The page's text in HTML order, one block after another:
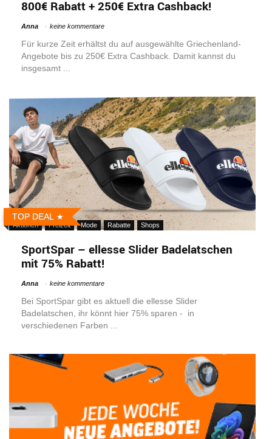
800€ Rabatt + 250€ Extra Cashback!
Anna keine kommentare
Für kurze Zeit erhältst du auf ausgewählte Griechenland-
Angebote bis zu 250€ Extra Cashback. Damit kannst du
insgesamt ...
TOP DEAL
Aktionen Freizeit Mode Rabatte Shops
SportSpar – ellesse Slider Badelatschen
mit 75% Rabatt!
Anna keine kommentare
Bei SportSpar gibt es aktuell die ellesse Slider
Badelatschen, ihr könnt hier 75% sparen - in
verschiedenen Farben ...